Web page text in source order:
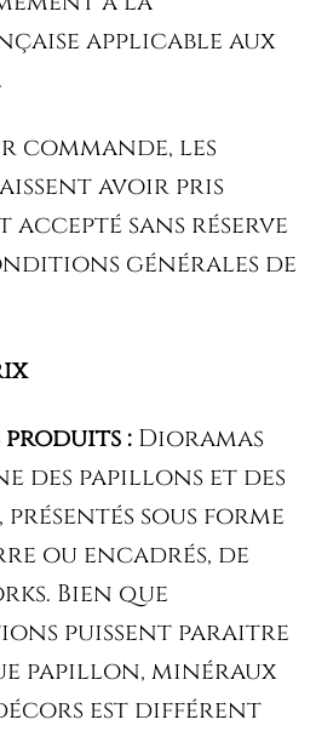
applicable aux
commande, les
avoir pris
accepté sans réserve
générales de
produits : Dioramas
des papillons et des
sous forme
ou encadrés, de
Bien que
puissent paraitre
papillon, minéraux
est différent